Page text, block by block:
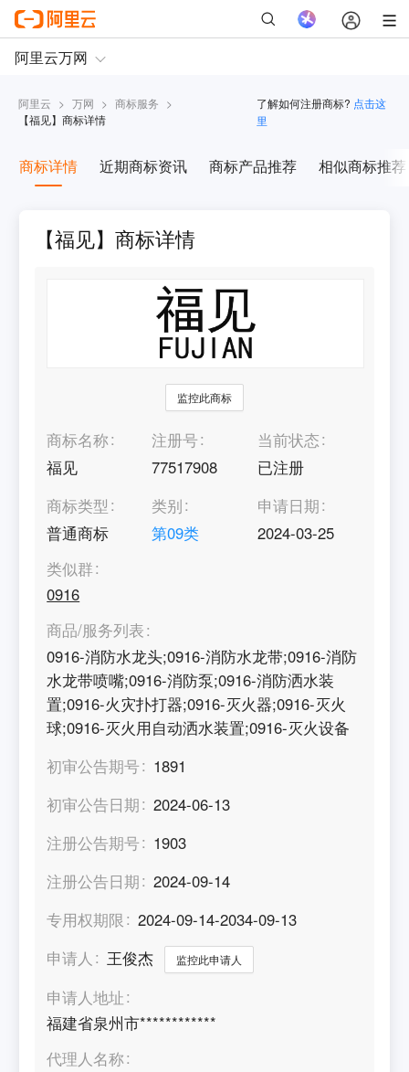
阿里云 > 万网 > 商标服务 >
【福见】商标详情
了解如何注册商标? 点击这
里
商标详情 近期商标资讯 商标产品推荐 相似商标推荐
【福见】商标详情
监控此商标
商标名称
福见
注册号
77517908
当前状态
已注册
商标类型
普通商标
类别
第09类
申请日期
2024-03-25
类似群
0916
商品/服务列表
0916-消防水龙头;0916-消防水龙带;0916-消防
水龙带喷嘴;0916-消防泵;0916-消防洒水装
置;0916-火灾扑打器;0916-灭火器;0916-灭火
球;0916-灭火用自动洒水装置;0916-灭火设备
初审公告期号
1891
初审公告日期
2024-06-13
注册公告期号
1903
注册公告日期
2024-09-14
专用权期限
2024-09-14-2034-09-13
申请人
王俊杰 监控此申请人
申请人地址
福建省泉州市************
代理人名称